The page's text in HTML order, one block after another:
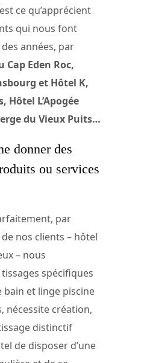
ce qu’apprécient
qui nous font
années, par
Cap Eden Roc,
et Hôtel K,
Hôtel L’Apogée
du Vieux Puits…
donner des
ou services
par
nos clients – hôtel
– nous
spécifiques
bain et linge piscine
nécessite création,
distinctif
de disposer d’une